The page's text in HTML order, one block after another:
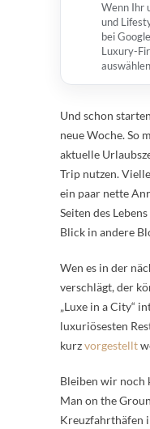
Wenn Ihr
und
bei
Luxury-
Und schon
neue Woche. So
aktuelle
Trip nutzen.
ein paar nette
Seiten des
Blick in andere
Wen es in der
verschlägt, der
„Luxe in a City“
luxuriösesten
kurzvorgestellt
Bleiben wir noch
Man on the
Kreuzfahrthäfen